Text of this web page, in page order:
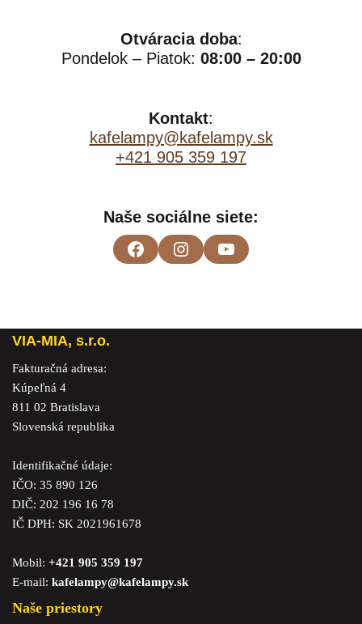
Otváracia doba:
Pondelok – Piatok: 08:00 – 20:00
Kontakt:
kafelampy@kafelampy.sk
+421 905 359 197
Naše sociálne siete:
VIA-MIA, s.r.o.
Fakturačná adresa:
Kúpeľná 4
811 02 Bratislava
Slovenská republika
Identifikačné údaje:
IČO: 35 890 126
DIČ: 202 196 16 78
IČ DPH: SK 2021961678
Mobil: +421 905 359 197
E-mail: kafelampy@kafelampy.sk
Naše priestory